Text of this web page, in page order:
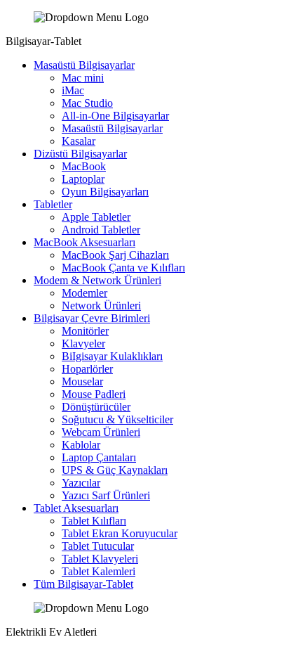
Bilgisayar-Tablet
Masaüstü Bilgisayarlar
Mac mini
iMac
Mac Studio
All-in-One Bilgisayarlar
Masaüstü Bilgisayarlar
Kasalar
Dizüstü Bilgisayarlar
MacBook
Laptoplar
Oyun Bilgisayarları
Tabletler
Apple Tabletler
Android Tabletler
MacBook Aksesuarları
MacBook Şarj Cihazları
MacBook Çanta ve Kılıfları
Modem & Network Ürünleri
Modemler
Network Ürünleri
Bilgisayar Çevre Birimleri
Monitörler
Klavyeler
BiIgisayar Kulaklıkları
Hoparlörler
Mouselar
Mouse Padleri
Dönüştürücüler
Soğutucu & Yükselticiler
Webcam Ürünleri
Kablolar
Laptop Çantaları
UPS & Güç Kaynakları
Yazıcılar
Yazıcı Sarf Ürünleri
Tablet Aksesuarları
Tablet Kılıfları
Tablet Ekran Koruyucular
Tablet Tutucular
Tablet Klavyeleri
Tablet Kalemleri
Tüm Bilgisayar-Tablet
Elektrikli Ev Aletleri